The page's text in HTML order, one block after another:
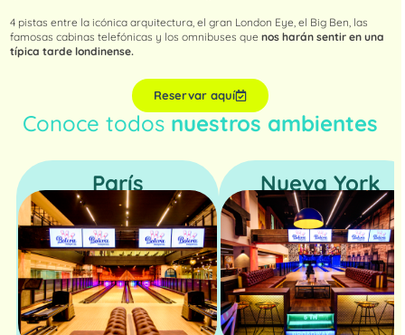
4 pistas entre la icónica arquitectura, el gran London Eye, el Big Ben, las
famosas cabinas telefónicas y los omnibuses que nos harán sentir en una
típica tarde londinense.
Reservar aquí
Conoce todos nuestros ambientes
París Nueva York